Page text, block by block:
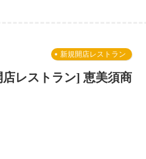
新規開店レストラン
レストラン] 恵美須商